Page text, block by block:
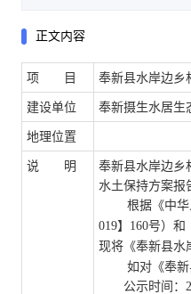
正文内容
项 目 奉新县水岸边乡
建设单位 奉新摄生水居生
地理位置
说 明
奉新县水岸边乡
水土保持方案报
根据《中华人
019】160号）
现将《奉新县水
如对《奉
公示时间：